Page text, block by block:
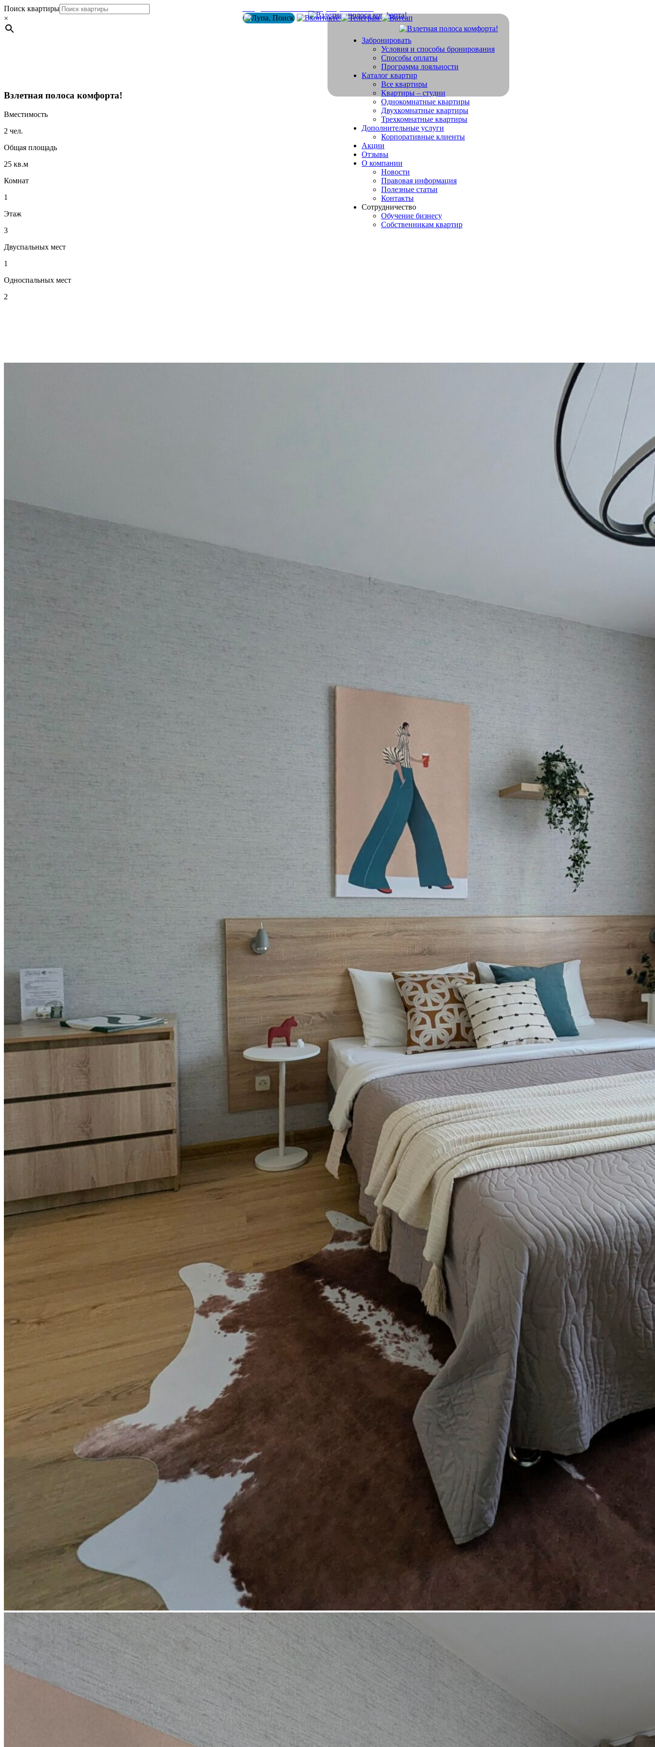
Забронировать
Условия и способы бронирования
Способы оплаты
Программа лояльности
Каталог квартир
Все квартиры
Квартиры – студии
Однокомнатные квартиры
Двухкомнатные квартиры
Трехкомнатные квартиры
Дополнительные услуги
Корпоративные клиенты
Акции
Отзывы
О компании
Новости
Правовая информация
Полезные статьи
Контакты
Сотрудничество
Обучение бизнесу
Собственникам квартир
Поиск квартиры
×
Взлетная полоса комфорта!
Вместимость
2 чел.
Общая площадь
25 кв.м
Комнат
1
Этаж
3
Двуспальных мест
1
Односпальных мест
2